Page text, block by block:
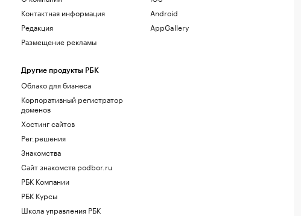
Контактная информация
Редакция
Размещение рекламы
Другие продукты РБК
Облако для бизнеса
Корпоративный регистратор
доменов
Хостинг сайтов
Рег.решения
Знакомства
Сайт знакомств podbor.ru
РБК Компании
РБК Курсы
Школа управления РБК
Android
AppGallery